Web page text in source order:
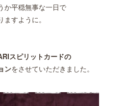
か平穏無事な一日で
ますように。
スピリットカードの
ンをさせていただきました。